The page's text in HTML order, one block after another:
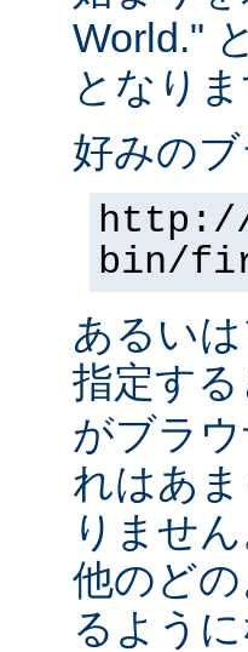
World."
となりま
好みの
http://
bin/
あるい
指定する
がブラ
れはあ
りませ
他のど
るように